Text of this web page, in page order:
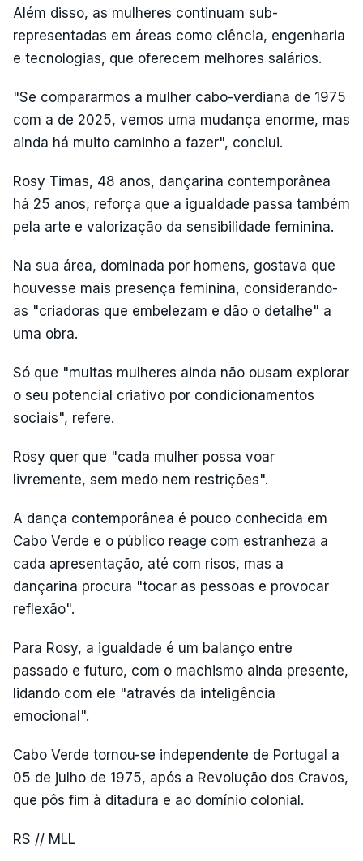
Além disso, as mulheres continuam sub-
representadas em áreas como ciência, engenharia
e tecnologias, que oferecem melhores salários.
"Se compararmos a mulher cabo-verdiana de 1975
com a de 2025, vemos uma mudança enorme, mas
ainda há muito caminho a fazer", conclui.
Rosy Timas, 48 anos, dançarina contemporânea
há 25 anos, reforça que a igualdade passa também
pela arte e valorização da sensibilidade feminina.
Na sua área, dominada por homens, gostava que
houvesse mais presença feminina, considerando-
as "criadoras que embelezam e dão o detalhe" a
uma obra.
Só que "muitas mulheres ainda não ousam explorar
o seu potencial criativo por condicionamentos
sociais", refere.
Rosy quer que "cada mulher possa voar
livremente, sem medo nem restrições".
A dança contemporânea é pouco conhecida em
Cabo Verde e o público reage com estranheza a
cada apresentação, até com risos, mas a
dançarina procura "tocar as pessoas e provocar
reflexão".
Para Rosy, a igualdade é um balanço entre
passado e futuro, com o machismo ainda presente,
lidando com ele "através da inteligência
emocional".
Cabo Verde tornou-se independente de Portugal a
05 de julho de 1975, após a Revolução dos Cravos,
que pôs fim à ditadura e ao domínio colonial.
RS // MLL